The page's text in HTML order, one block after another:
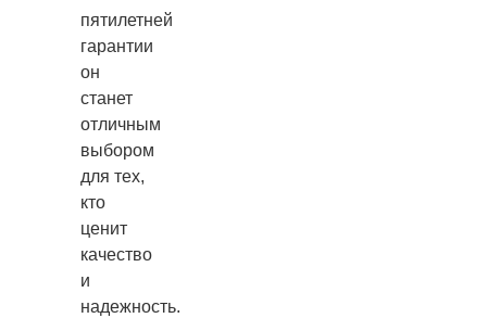
пятилетней
гарантии
он
станет
отличным
выбором
для тех,
кто
ценит
качество
и
надежность.